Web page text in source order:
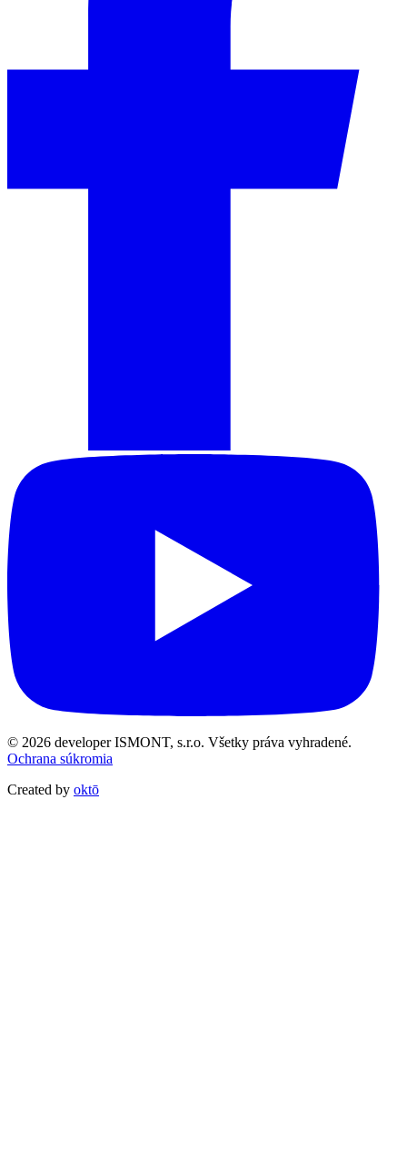
© 2026 developer ISMONT, s.r.o. Všetky práva vyhradené.
Ochrana súkromia
Created by oktō